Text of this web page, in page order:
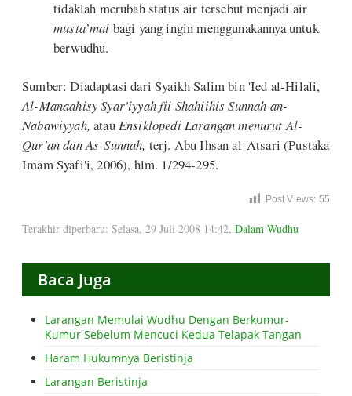
tidaklah merubah status air tersebut menjadi air
musta’mal bagi yang ingin menggunakannya untuk
berwudhu.
Sumber: Diadaptasi dari Syaikh Salim bin 'Ied al-Hilali,
Al-Manaahisy Syar'iyyah fii Shahiihis Sunnah an-
Nabawiyyah, atauEnsiklopedi Larangan menurut Al-
Qur'an dan As-Sunnah, terj. Abu Ihsan al-Atsari (Pustaka
Imam Syafi'i, 2006), hlm. 1/294-295.
Post Views: 55
Terakhir diperbaru: Selasa, 29 Juli 2008 14:42, Dalam Wudhu
Baca Juga
Larangan Memulai Wudhu Dengan Berkumur-
Kumur Sebelum Mencuci Kedua Telapak Tangan
Haram Hukumnya Beristinja
Larangan Beristinja